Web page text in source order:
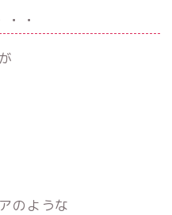
・
のような